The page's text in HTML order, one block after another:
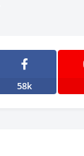
58k